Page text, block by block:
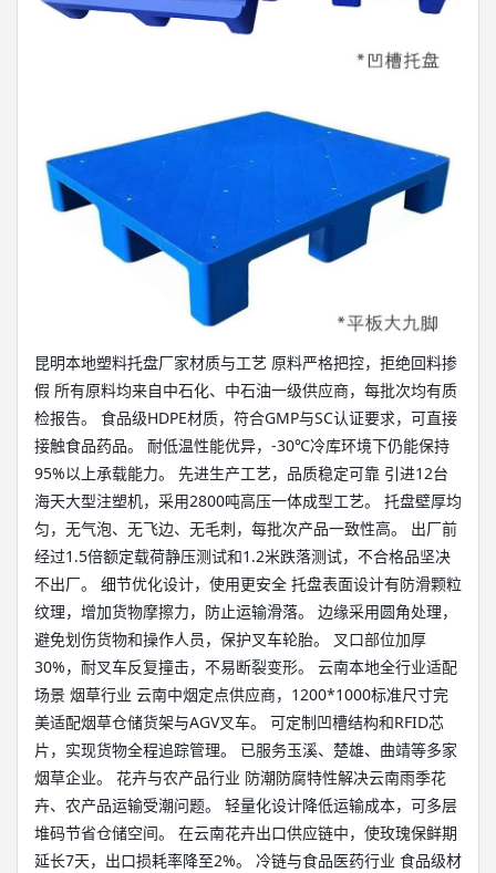
昆明本地塑料托盘厂家材质与工艺 原料严格把控，拒绝回料掺
假 所有原料均来自中石化、中石油一级供应商，每批次均有质
检报告。 食品级HDPE材质，符合GMP与SC认证要求，可直接
接触食品药品。 耐低温性能优异，-30℃冷库环境下仍能保持
95%以上承载能力。 先进生产工艺，品质稳定可靠 引进12台
海天大型注塑机，采用2800吨高压一体成型工艺。 托盘壁厚均
匀，无气泡、无飞边、无毛刺，每批次产品一致性高。 出厂前
经过1.5倍额定载荷静压测试和1.2米跌落测试，不合格品坚决
不出厂。 细节优化设计，使用更安全 托盘表面设计有防滑颗粒
纹理，增加货物摩擦力，防止运输滑落。 边缘采用圆角处理，
避免划伤货物和操作人员，保护叉车轮胎。 叉口部位加厚
30%，耐叉车反复撞击，不易断裂变形。 云南本地全行业适配
场景 烟草行业 云南中烟定点供应商，1200*1000标准尺寸完
美适配烟草仓储货架与AGV叉车。 可定制凹槽结构和RFID芯
片，实现货物全程追踪管理。 已服务玉溪、楚雄、曲靖等多家
烟草企业。 花卉与农产品行业 防潮防腐特性解决云南雨季花
卉、农产品运输受潮问题。 轻量化设计降低运输成本，可多层
堆码节省仓储空间。 在云南花卉出口供应链中，使玫瑰保鲜期
延长7天，出口损耗率降至2%。 冷链与食品医药行业 食品级材